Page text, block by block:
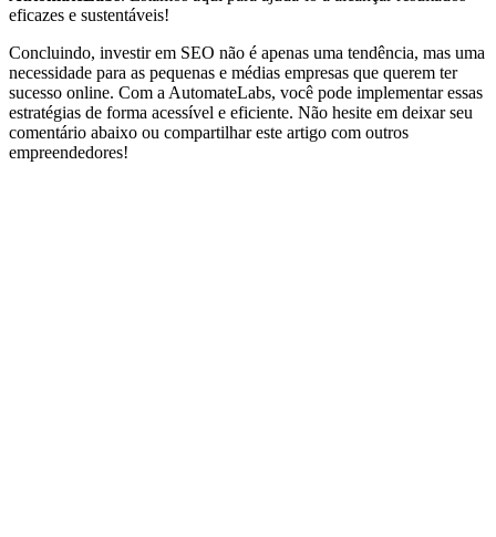
eficazes e sustentáveis!
Concluindo, investir em SEO não é apenas uma tendência, mas uma
necessidade para as pequenas e médias empresas que querem ter
sucesso online. Com a AutomateLabs, você pode implementar essas
estratégias de forma acessível e eficiente. Não hesite em deixar seu
comentário abaixo ou compartilhar este artigo com outros
empreendedores!